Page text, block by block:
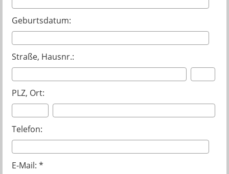
Geburtsdatum:
Straße, Hausnr.:
PLZ, Ort:
Telefon:
E-Mail: *